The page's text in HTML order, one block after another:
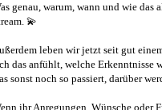
genau, warum, wann und wie
💫
leben wir jetzt seit gut
das anfühlt, welche Erkenntnisse
sonst noch so passiert, darüber
ihr Anregungen, Wünsche oder